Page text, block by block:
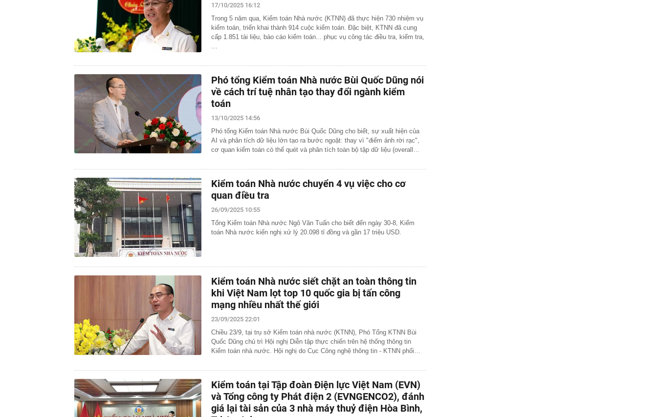
17/10/2025 16:12
Trong 5 năm qua, Kiểm toán Nhà nước (KTNN) đã thực hiện 730 nhiệm vụ
kiểm toán, triển khai thành 914 cuộc kiểm toán. Đặc biệt, KTNN đã cung
cấp 1.851 tài liệu, báo cáo kiểm toán... phục vụ công tác điều tra, kiểm tra,
Phó tổng Kiểm toán Nhà nước Bùi Quốc Dũng nói
về cách trí tuệ nhân tạo thay đổi ngành kiểm
toán
13/10/2025 14:56
Phó tổng Kiểm toán Nhà nước Bùi Quốc Dũng cho biết, sự xuất hiện của
AI và phân tích dữ liệu lớn tạo ra bước ngoặt: thay vì "điểm ảnh rời rạc",
cơ quan kiểm toán có thể quét và phân tích toàn bộ tập dữ liệu (overall…
Kiểm toán Nhà nước chuyển 4 vụ việc cho cơ
quan điều tra
26/09/2025 10:55
Tổng Kiểm toán Nhà nước Ngô Văn Tuấn cho biết đến ngày 30-8, Kiểm
toán Nhà nước kiến nghị xử lý 20.098 tỉ đồng và gần 17 triệu USD.
Kiểm toán Nhà nước siết chặt an toàn thông tin
khi Việt Nam lọt top 10 quốc gia bị tấn công
mạng nhiều nhất thế giới
23/09/2025 22:01
Chiều 23/9, tại trụ sở Kiểm toán nhà nước (KTNN), Phó Tổng KTNN Bùi
Quốc Dũng chủ trì Hội nghị Diễn tập thực chiến trên hệ thống thông tin
Kiểm toán nhà nước. Hội nghị do Cục Công nghệ thông tin - KTNN phối…
Kiểm toán tại Tập đoàn Điện lực Việt Nam (EVN)
và Tổng công ty Phát điện 2 (EVNGENCO2), đánh
giá lại tài sản của 3 nhà máy thuỷ điện Hòa Bình,